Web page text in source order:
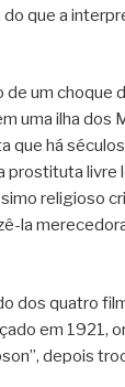
que a
de um choque
uma ilha dos
que há
prostituta livre
religioso
la
dos quatro
em 1921,
depois